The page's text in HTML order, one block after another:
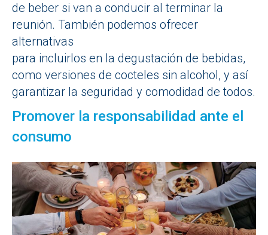
de beber si van a conducir al terminar la
reunión. También podemos ofrecer
alternativas
para incluirlos en la degustación de bebidas,
como versiones de cocteles sin alcohol, y así
garantizar la seguridad y comodidad de todos.
Promover la responsabilidad ante el
consumo